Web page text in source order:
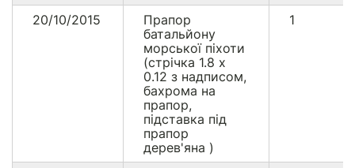
20/10/2015
Прапор
батальйону
морської піхоти
(стрічка 1.8 х
0.12 з надписом,
бахрома на
прапор,
підставка під
прапор
дерев'яна )
1